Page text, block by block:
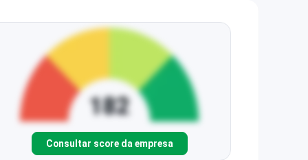
Consultar score da empresa